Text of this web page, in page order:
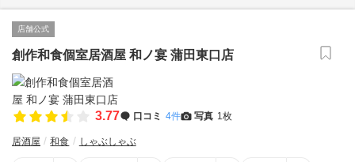
店舗公式
創作和食個室居酒屋 和ノ宴 蒲田東口店
3.77 口コミ 4件 写真 1枚
居酒屋 和食 しゃぶしゃぶ